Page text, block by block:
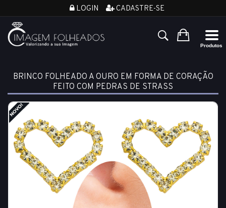
LOGIN CADASTRE-SE
BRINCO FOLHEADO A OURO EM FORMA DE CORAÇÃO
FEITO COM PEDRAS DE STRASS